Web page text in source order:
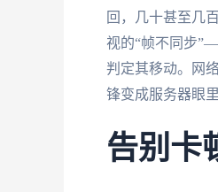
回，几十甚至几
视的“帧不同步
判定其移动。网
锋变成服务器眼
告别卡